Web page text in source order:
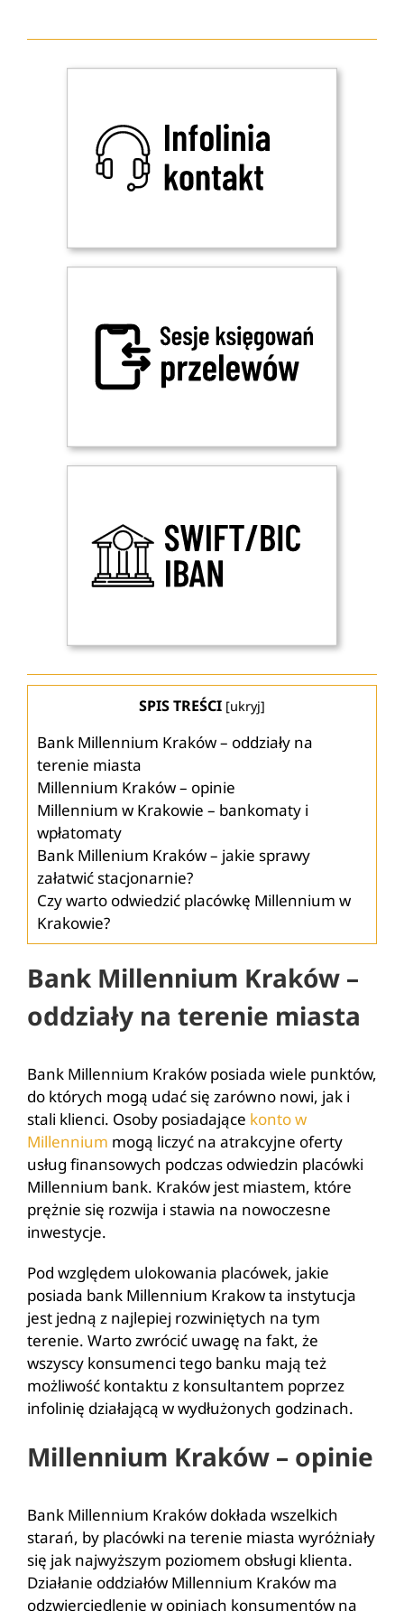
SPIS TREŚCI [ukryj]
Bank Millennium Kraków – oddziały na
terenie miasta
Millennium Kraków – opinie
Millennium w Krakowie – bankomaty i
wpłatomaty
Bank Millenium Kraków – jakie sprawy
załatwić stacjonarnie?
Czy warto odwiedzić placówkę Millennium w
Krakowie?
Bank Millennium Kraków –
oddziały na terenie miasta
Bank Millennium Kraków posiada wiele punktów,
do których mogą udać się zarówno nowi, jak i
stali klienci. Osoby posiadające konto w
Millennium mogą liczyć na atrakcyjne oferty
usług finansowych podczas odwiedzin placówki
Millennium bank. Kraków jest miastem, które
prężnie się rozwija i stawia na nowoczesne
inwestycje.
Pod względem ulokowania placówek, jakie
posiada bank Millennium Krakow ta instytucja
jest jedną z najlepiej rozwiniętych na tym
terenie. Warto zwrócić uwagę na fakt, że
wszyscy konsumenci tego banku mają też
możliwość kontaktu z konsultantem poprzez
infolinię działającą w wydłużonych godzinach.
Millennium Kraków – opinie
Bank Millennium Kraków dokłada wszelkich
starań, by placówki na terenie miasta wyróżniały
się jak najwyższym poziomem obsługi klienta.
Działanie oddziałów Millennium Kraków ma
odzwierciedlenie w opiniach konsumentów na